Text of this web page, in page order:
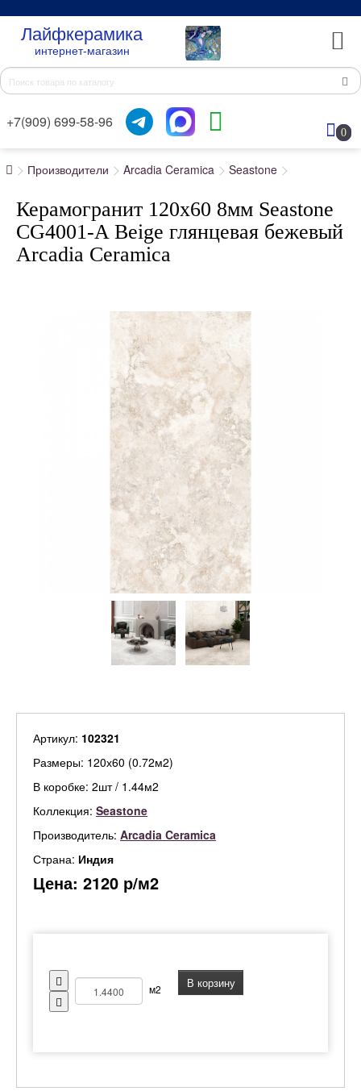
Лайфкерамика
интернет-магазин
+7(909) 699-58-96
0
Производители Arcadia Ceramica Seastone
Керамогранит 120x60 8мм Seastone
CG4001-A Beige глянцевая бежевый
Arcadia Ceramica
Артикул: 102321
Размеры: 120х60 (0.72м2)
В коробке: 2шт / 1.44м2
Коллекция: Seastone
Производитель: Arcadia Ceramica
Страна: Индия
Цена: 2120 р/м2
м2 В корзину